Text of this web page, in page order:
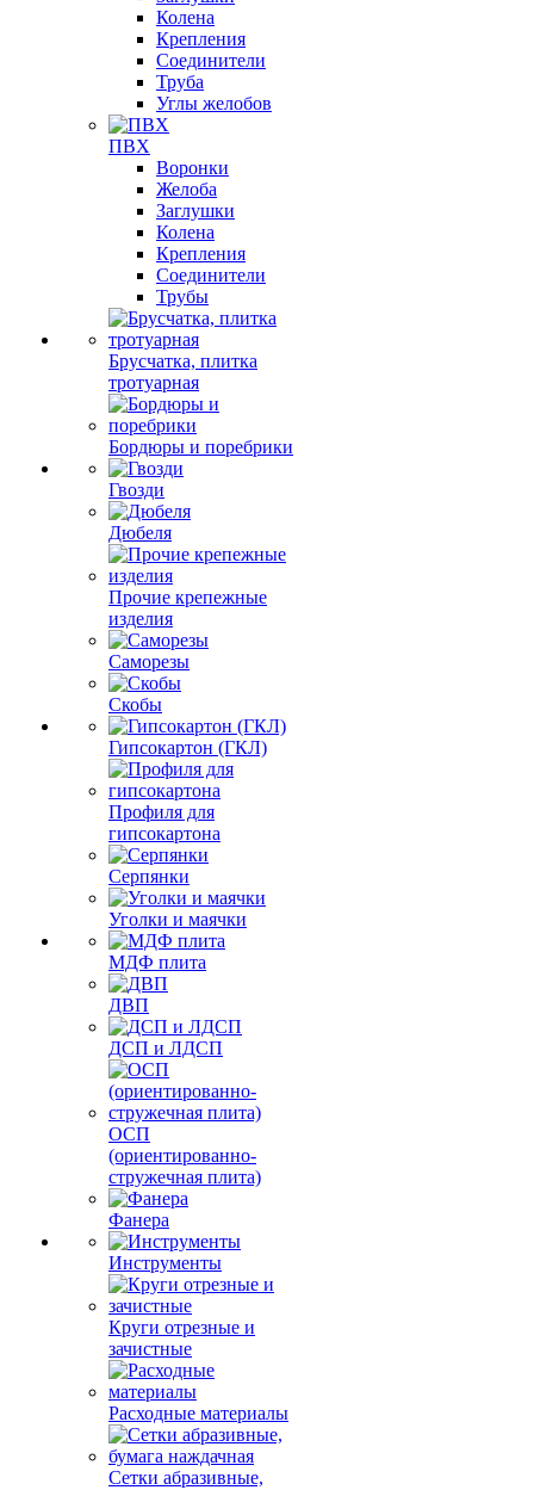
Колена
Крепления
Соединители
Труба
Углы желобов
ПВХ
Воронки
Желоба
Заглушки
Колена
Крепления
Соединители
Трубы
Брусчатка, плитка
тротуарная
Бордюры и поребрики
Гвозди
Дюбеля
Прочие крепежные
изделия
Саморезы
Скобы
Гипсокартон (ГКЛ)
Профиля для
гипсокартона
Серпянки
Уголки и маячки
МДФ плита
ДВП
ДСП и ЛДСП
ОСП
(ориентированно-
стружечная плита)
Фанера
Инструменты
Круги отрезные и
зачистные
Расходные материалы
Сетки абразивные,